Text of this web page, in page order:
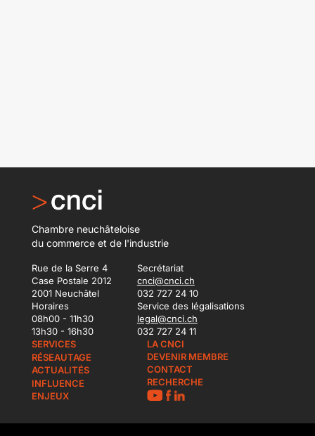
Chambre neuchâteloise
du commerce et de l'industrie
Rue de la Serre 4
Case Postale 2012
2001 Neuchâtel
Secrétariat
cnci@cnci.ch
032 727 24 10
Horaires
08h00 - 11h30
13h30 - 16h30
Service des légalisations
legal@cnci.ch
032 727 24 11
SERVICES
RÉSEAUTAGE
ACTUALITÉS
INFLUENCE
ENJEUX
LA CNCI
DEVENIR MEMBRE
CONTACT
RECHERCHE